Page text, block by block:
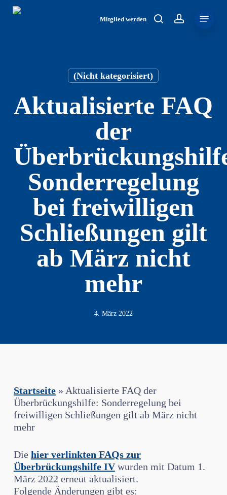
Skip
Mitglied werden searchaccount
(Nicht kategorisiert)
Aktualisierte FAQ
der
Sonderregelung
bei freiwilligen
Schließungen gilt
ab März nicht
mehr
4. März 2022
Startseite» Aktualisierte FAQ der
Überbrückungshilfe: Sonderregelung bei
freiwilligen Schließungen gilt ab März nicht
mehr
Die hier verlinkten FAQs zur
Überbrückungshilfe IVwurden mit Datum 1.
März 2022 erneut aktualisiert.
Folgende Änderungen gibt es: